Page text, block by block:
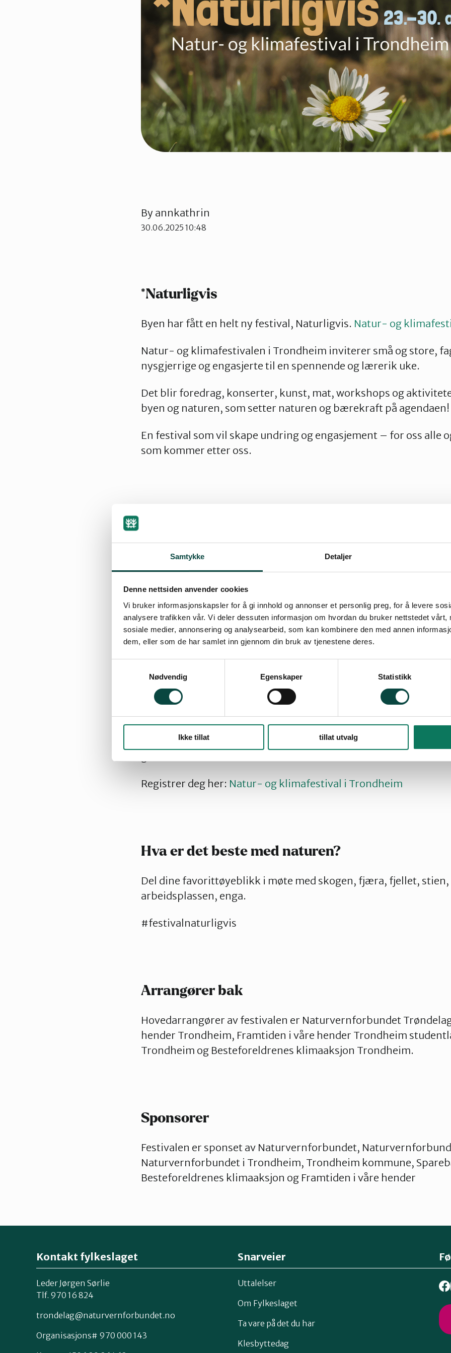
Samtykke Detaljer
Denne nettsiden anvender cookies
Vi bruker informasjonskapsler for å gi innhold og annonser et personlig preg, for å levere
analysere trafikken vår. Vi deler dessuten informasjon om hvordan du bruker nettstedet vårt,
sosiale medier, annonsering og analysearbeid, som kan kombinere den med annen
dem, eller som de har samlet inn gjennom din bruk av tjenestene deres.
Nødvendig
Egenskaper Statistikk
Ikke tillat tillat utvalg
Verdal
By annkathrin
30.06.2025 10:48
*Naturligvis
Byen har fått en helt ny festival, Naturligvis. Natur- og
Natur- og klimafestivalen i Trondheim inviterer små og store,
nysgjerrige og engasjerte til en spennende og lærerik uke.
Det blir foredrag, konserter, kunst, mat, workshops og
byen og naturen, som setter naturen og bærekraft på agendaen!
En festival som vil skape undring og engasjement – for oss alle
som kommer etter oss.
Les mer om festivalen og se programmet på nettsiden.
Spre gjerne ordet om den grønne, fine festivalen.
Og, velkommen skal du være!
For å skape en levende festival trenger vi flere hender.
Vi setter pris på alle bidrag for å få denne festivalen til å skje. Vi
ulike oppgaver. Skriv gjerne hva du foretrekker å hjelpe til med,
Registrer deg her: Natur- og klimafestival i Trondheim
Hva er det beste med naturen?
Del dine favorittøyeblikk i møte med skogen, fjæra, fjellet, stien,
arbeidsplassen, enga.
#festivalnaturligvis
Arrangører bak
Hovedarrangører av festivalen er Naturvernforbundet
hender Trondheim, Framtiden i våre hender Trondheim
Trondheim og Besteforeldrenes klimaaksjon Trondheim.
Sponsorer
Festivalen er sponset av Naturvernforbundet,
Naturvernforbundet i Trondheim, Trondheim kommune,
Besteforeldrenes klimaaksjon og Framtiden i våre hender
Kontakt fylkeslaget
Leder Jørgen Sørlie
Tlf. 970 16 824
trondelag@naturvernforbundet.no
Organisasjons# 970 000 143
Snarveier
Uttalelser
Om Fylkeslaget
Ta vare på det du har
Klesbyttedag